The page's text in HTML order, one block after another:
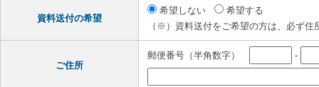
資料送付の希望
希望しない
希望する
（※）資料送付をご希望の方は、必ず住
ご住所
郵便番号（半角数字） -